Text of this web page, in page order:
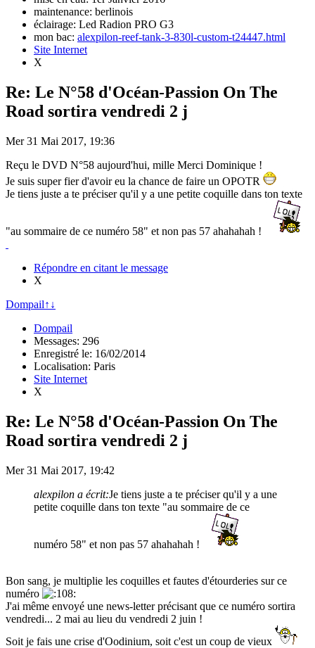
maintenance: berlinois
éclairage: Led Radion PRO G3
mon bac: alexpilon-reef-tank-3-830l-custom-t24447.html
Site Internet
X
Re: Le N°58 d'Océan-Passion On The
Road sortira vendredi 2 j
Mer 31 Mai 2017, 19:36
Reçu le DVD N°58 aujourd'hui, mille Merci Dominique !
Je suis super fier d'avoir eu la chance de faire un OPOTR
Je tiens juste a te préciser qu'il y a une petite coquille dans ton texte
"au sommaire de ce numéro 58" et non pas 57 ahahahah !
Répondre en citant le message
X
Dompail↑ ↓
Dompail
Messages: 296
Enregistré le: 16/02/2014
Localisation: Paris
Site Internet
X
Re: Le N°58 d'Océan-Passion On The
Road sortira vendredi 2 j
Mer 31 Mai 2017, 19:42
alexpilon a écrit:Je tiens juste a te préciser qu'il y a une
petite coquille dans ton texte "au sommaire de ce
numéro 58" et non pas 57 ahahahah !
Bon sang, je multiplie les coquilles et fautes d'étourderies sur ce
numéro
J'ai même envoyé une news-letter précisant que ce numéro sortira
vendredi... 2 mai au lieu du vendredi 2 juin !
Soit je fais une crise d'Oodinium, soit c'est un coup de vieux